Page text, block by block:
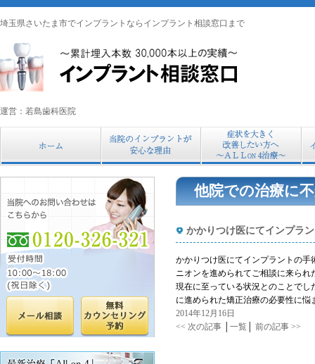
埼玉県さいたま市でインプラントならインプラント相談窓口まで
運営：若島歯科医院
他院での治療に
かかりつけ医にてインプラ
かかりつけ医にてインプラントの
ニオンを進められてご相談に来ら
現在に至っている状況とのことで
に進められた矯正治療の必要性に
2014年12月16日
<< 次の記事
一覧 前の記事 >>